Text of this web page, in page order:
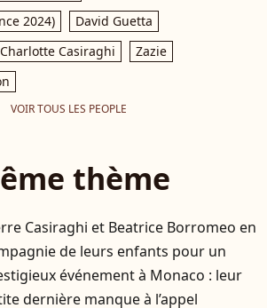
2024)
David Guetta
Charlotte Casiraghi
Zazie
VOIR TOUS LES PEOPLE
thème
Casiraghi et Beatrice Borromeo en
de leurs enfants pour un
événement à Monaco : leur
dernière manque à l’appel